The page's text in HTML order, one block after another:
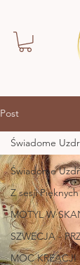
Post
Świadome
Z sesji
MOTYL W
SZWECJA -
MOC
Świadome